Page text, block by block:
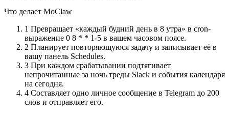
Что делает MoClaw
1 Превращает «каждый будний день в 8 утра» в cron-
выражение 0 8 * * 1-5 в вашем часовом поясе.
2 Планирует повторяющуюся задачу и записывает её в
вашу панель Schedules.
3 При каждом срабатывании подтягивает
непрочитанные за ночь треды Slack и события календаря
на сегодня.
4 Составляет одно личное сообщение в Telegram до 200
слов и отправляет его.